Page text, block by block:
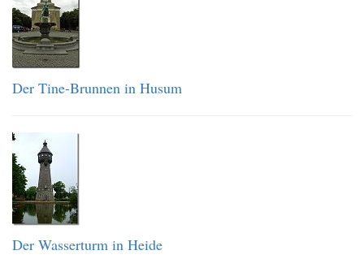
Der Tine-Brunnen in Husum
Der Wasserturm in Heide